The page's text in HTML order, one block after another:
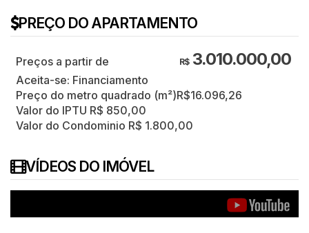
PREÇO DO APARTAMENTO
R$3.010.000,00
Aceita-se: Financiamento
Preço do metro quadrado (m²)R$16.096,26
Valor do IPTU R$ 850,00
Valor do Condominio R$ 1.800,00
VÍDEOS DO IMÓVEL